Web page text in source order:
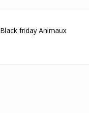
Black friday Animaux